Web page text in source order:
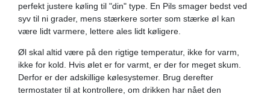
perfekt justere køling til "din" type. En Pils smager bedst ved
syv til ni grader, mens stærkere sorter som stærke øl kan
være lidt varmere, lettere ales lidt køligere.
Øl skal altid være på den rigtige temperatur, ikke for varm,
ikke for kold. Hvis ølet er for varmt, er der for meget skum.
Derfor er der adskillige kølesystemer. Brug derefter
termostater til at kontrollere, om drikken har nået den